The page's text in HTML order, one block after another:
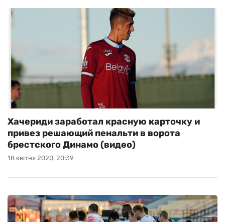
18 квітня 2020, 20:39
Хачериди заработал красную карточку и
привез решающий пенальти в ворота
брестского Динамо (видео)